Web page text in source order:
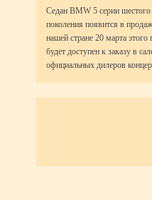
Седан BMW 5 серии шестого
поколения появится в
нашей стране 20 марта этого
будет доступен к заказу в
официальных дилеров